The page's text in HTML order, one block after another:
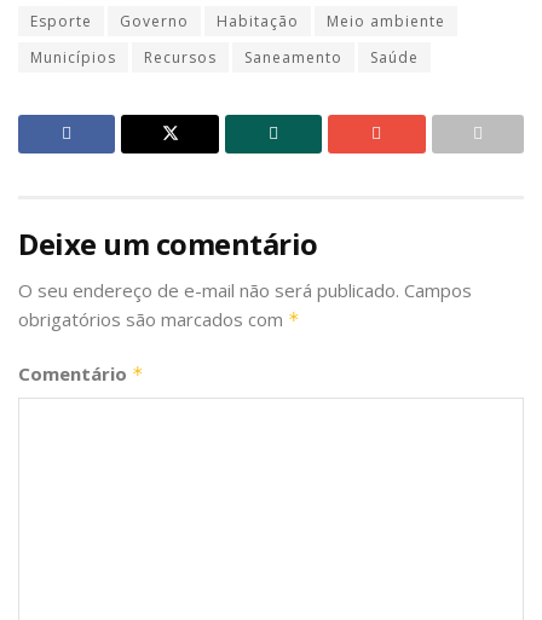
Esporte
Governo Habitação
Meio ambiente
Municípios
Recursos Saneamento Saúde
Deixe um comentário
O seu endereço de e-mail não será publicado. Campos
obrigatórios são marcados com *
Comentário *